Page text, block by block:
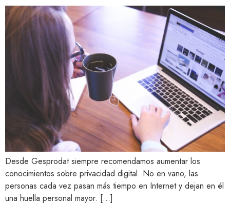
Desde Gesprodat siempre recomendamos aumentar los
conocimientos sobre privacidad digital. No en vano, las
personas cada vez pasan más tiempo en Internet y dejan en él
una huella personal mayor. […]